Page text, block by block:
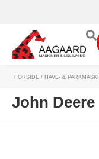
Maskinudlejning
Have- og parkmaskiner
FORSIDE / HAVE- &
John